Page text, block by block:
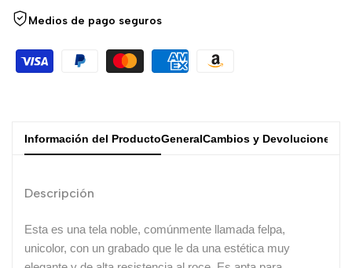
Medios de pago seguros
Información del ProductoGeneralCambios y Devoluciones
Descripción
Esta es una tela noble, comúnmente llamada felpa,
unicolor, con un grabado que le da una estética muy